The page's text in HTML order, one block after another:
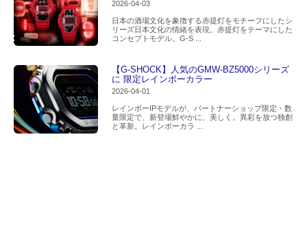
2026-04-03
日本の酒場文化を象徴する赤提灯をモチーフにしたシ
リーズ日本文化の情緒を表現。赤提灯をテーマにした
コンセプトモデル。G-S ...
【G-SHOCK】人気のGMW-BZ5000シリーズ
に 限定レインボーカラー
2026-04-01
レインボーIPモデルが、パートナーショップ限定・数
量限定で、新登場鮮やかに、美しく。異彩を放つ独創
と革新。レインボーカラ ...